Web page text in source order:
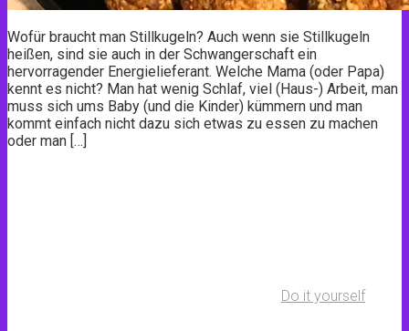
Wofür braucht man Stillkugeln? Auch wenn sie Stillkugeln
heißen, sind sie auch in der Schwangerschaft ein
hervorragender Energielieferant. Welche Mama (oder Papa)
kennt es nicht? Man hat wenig Schlaf, viel (Haus-) Arbeit, man
muss sich ums Baby (und die Kinder) kümmern und man
kommt einfach nicht dazu sich etwas zu essen zu machen
oder man […]
Do it yourself